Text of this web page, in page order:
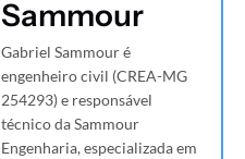
Sammour
Gabriel Sammour é
engenheiro civil (CREA-MG
254293) e responsável
técnico da Sammour
Engenharia, especializada em